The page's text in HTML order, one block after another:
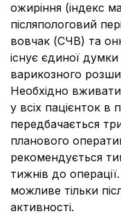
ожиріння (індекс
післяпологовий
вовчак (СЧВ) та
існує єдиної
варикозного
Необхідно
у всіх пацієнток в
передбачається
планового
рекомендується
тижнів до
можливе тільки
активності.